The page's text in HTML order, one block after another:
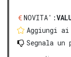
NOVITA':
Aggiungi
Segnala un